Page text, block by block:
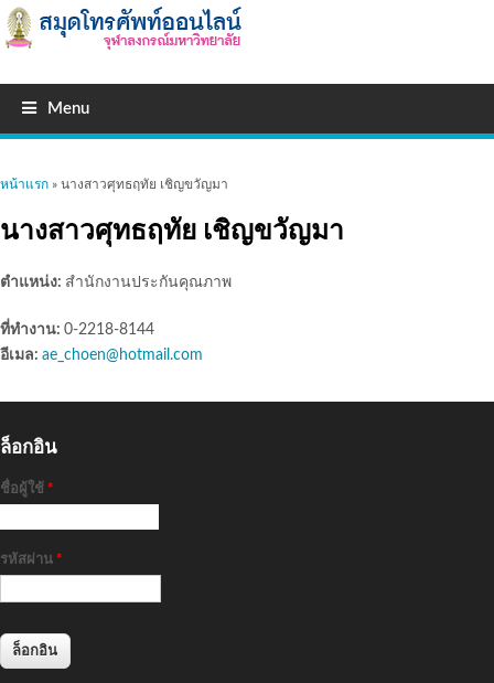
Menu
คุณอยู่ที่นี่
หน้าแรก » นางสาวศุทธฤทัย เชิญขวัญมา
นางสาวศุทธฤทัย เชิญขวัญมา
ตำแหน่ง: สำนักงานประกันคุณภาพ
ที่ทำงาน: 0-2218-8144
อีเมล: ae_choen@hotmail.com
ล็อกอิน
ชื่อผู้ใช้ *
รหัสผ่าน *